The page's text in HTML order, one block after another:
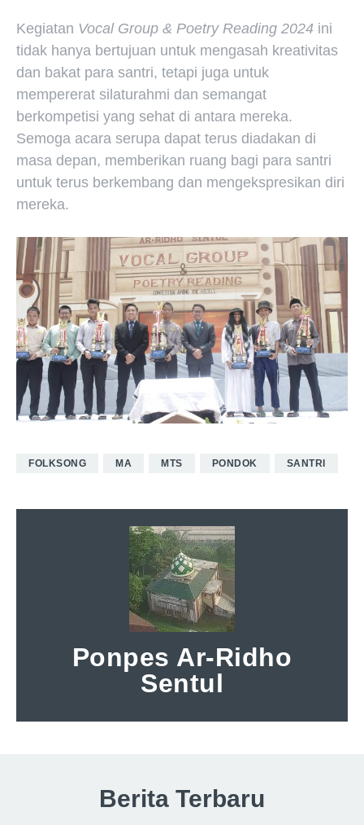
Kegiatan Vocal Group & Poetry Reading 2024 ini
tidak hanya bertujuan untuk mengasah kreativitas
dan bakat para santri, tetapi juga untuk
mempererat silaturahmi dan semangat
berkompetisi yang sehat di antara mereka.
Semoga acara serupa dapat terus diadakan di
masa depan, memberikan ruang bagi para santri
untuk terus berkembang dan mengekspresikan diri
mereka.
FOLKSONG MA MTS PONDOK SANTRI
Ponpes Ar-Ridho
Sentul
Berita Terbaru